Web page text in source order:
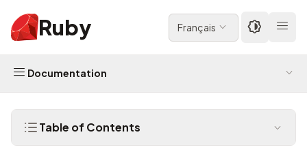
Ruby Français
Documentation
Table of Contents